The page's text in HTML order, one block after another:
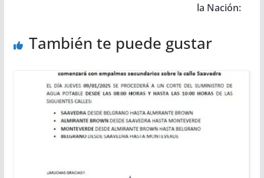
la Nación:
También te puede gustar